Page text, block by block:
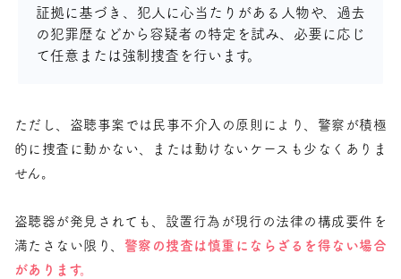
証拠に基づき、犯人に心当たりがある人物や、過去
の犯罪歴などから容疑者の特定を試み、必要に応じ
て任意または強制捜査を行います。
ただし、盗聴事案では民事不介入の原則により、警察が積極
的に捜査に動かない、または動けないケースも少なくありま
せん。
盗聴器が発見されても、設置行為が現行の法律の構成要件を
満たさない限り、 警察の捜査は慎重にならざるを得ない場合
があります。